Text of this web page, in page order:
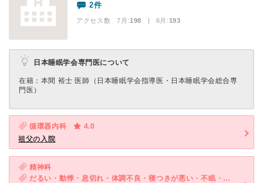
2件
アクセス数 7月:198 | 6月:193
日本睡眠学会専門医について
在籍：本間 裕士 医師（日本睡眠学会指導医・日本睡眠学会総合専
門医）
循環器内科
4.0
祖父の入院
精神科
だるい・動悸・息切れ・体調不良・寝つきが悪い・不眠・気が滅入る・不安・気分が異常に高揚している